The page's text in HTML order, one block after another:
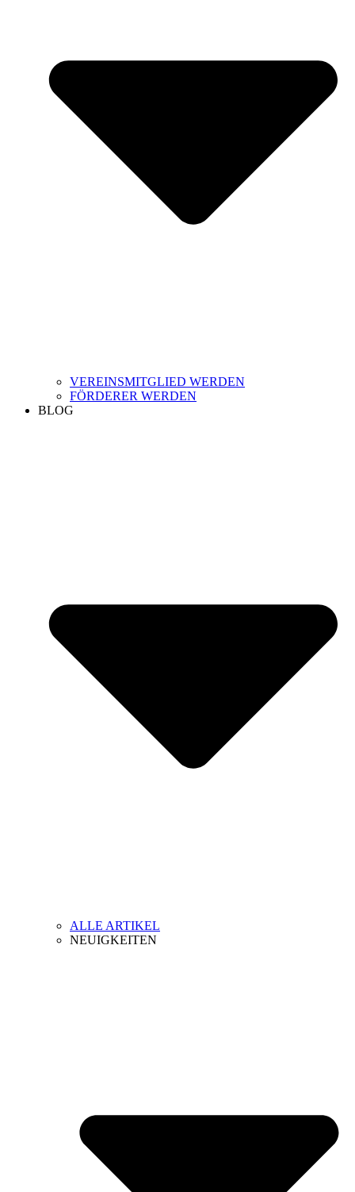
VEREINSMITGLIED WERDEN
FÖRDERER WERDEN
BLOG
ALLE ARTIKEL
NEUIGKEITEN